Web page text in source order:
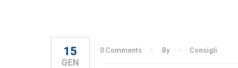
15
GEN
0 Comments By Consigli